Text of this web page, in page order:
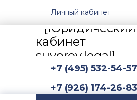
Личный кабинет
+7 (495) 532-54-57
+7 (926) 174-26-83